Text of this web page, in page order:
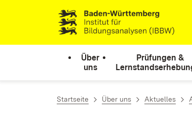
Zum Inhalt springen
Link zur Startseite
Über
uns
Prüfungen &
Startseite Über uns Aktuelles